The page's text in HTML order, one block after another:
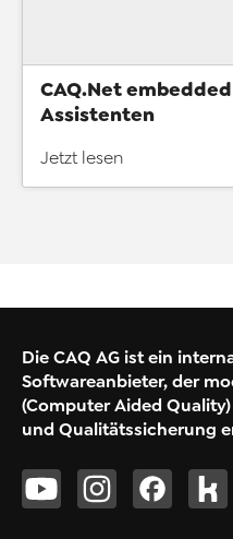
CAQ.Net
Assistenten
Jetzt lesen
Die CAQ AG ist ein
Softwareanbieter, der
(Computer Aided
und Qualitätssicherung